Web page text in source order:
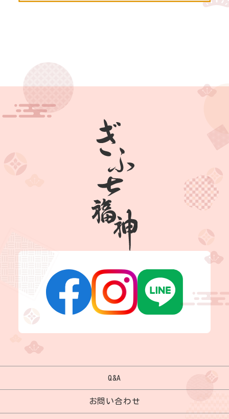
Q&A
お問い合わせ